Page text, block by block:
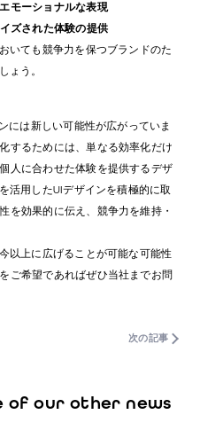
モーショナルな表現
ズされた体験の提供
いても競争力を保つブランドのた
ょう。
には新しい可能性が広がっていま
するためには、単なる効率化だけ
人に合わせた体験を提供するデザ
活用したUIデザインを積極的に取
を効果的に伝え、競争力を維持・
以上に広げることが可能な可能性
ご希望であればぜひ当社までお問
次の記事
of our other news